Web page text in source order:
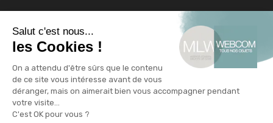
Agences de communication
Administrations